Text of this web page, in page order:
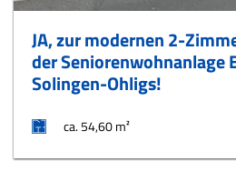
JA, zur modernen 2-
der Seniorenwohnanlage
Solingen-Ohligs!
ca. 54,60 m²